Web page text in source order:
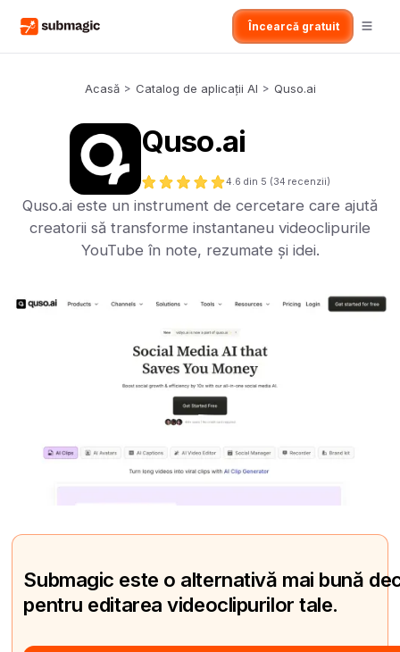
Încearcă gratuit
Acasă > Catalog de aplicații AI > Quso.ai
Quso.ai
4.6 din 5 (34 recenzii)
Quso.ai este un instrument de cercetare care ajută
creatorii să transforme instantaneu videoclipurile
YouTube în note, rezumate și idei.
Submagic este o alternativă mai bună
pentru editarea videoclipurilor tale.